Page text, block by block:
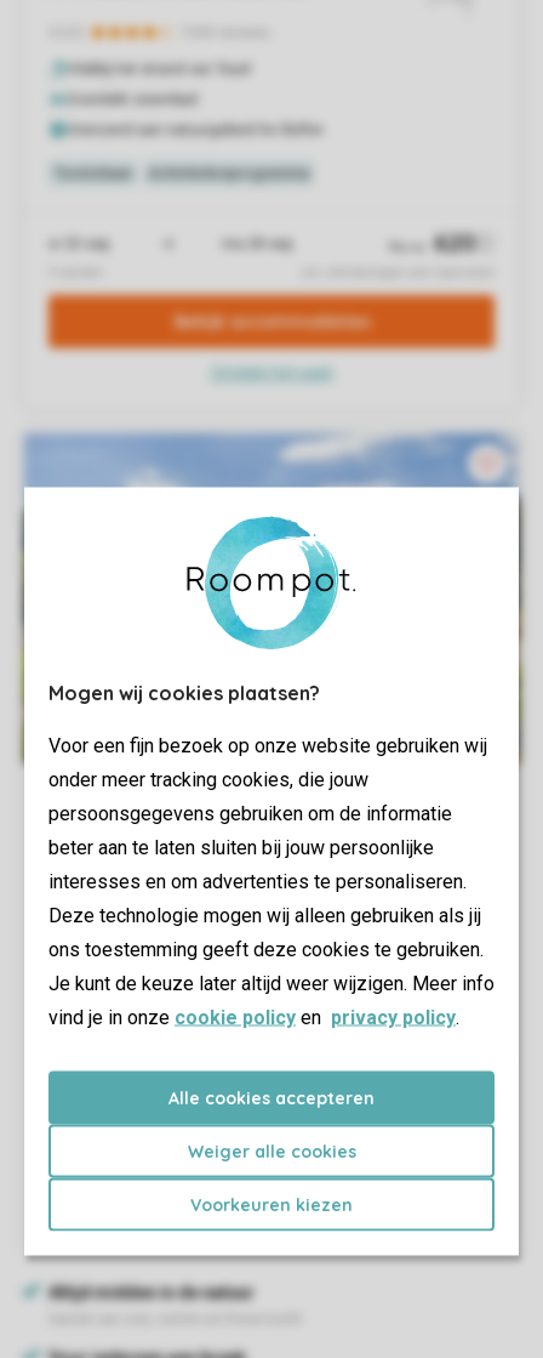
Mogen wij cookies plaatsen?
Voor een fijn bezoek op onze website gebruiken wij
onder meer tracking cookies, die jouw
persoonsgegevens gebruiken om de informatie
beter aan te laten sluiten bij jouw persoonlijke
interesses en om advertenties te personaliseren.
Deze technologie mogen wij alleen gebruiken als jij
ons toestemming geeft deze cookies te gebruiken.
Je kunt de keuze later altijd weer wijzigen. Meer info
vind je in onze cookie policy en privacy policy.
Alle cookies accepteren
Weiger alle cookies
Voorkeuren kiezen